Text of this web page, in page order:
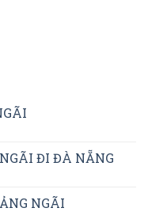
ĐI ĐÀ NẴNG
NGÃI